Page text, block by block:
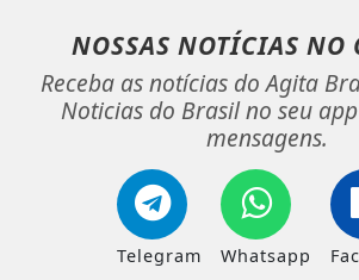
NOSSAS NOTÍCIAS NO
Receba as notícias do Agita
Noticias do Brasil no seu
mensagens.
Telegram Whatsapp